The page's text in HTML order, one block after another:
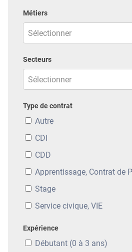
Métiers
Secteurs
Type de contrat
Autre
CDI
CDD
Apprentissage, Contrat de
Stage
Service civique, VIE
Expérience
Débutant (0 à 3 ans)